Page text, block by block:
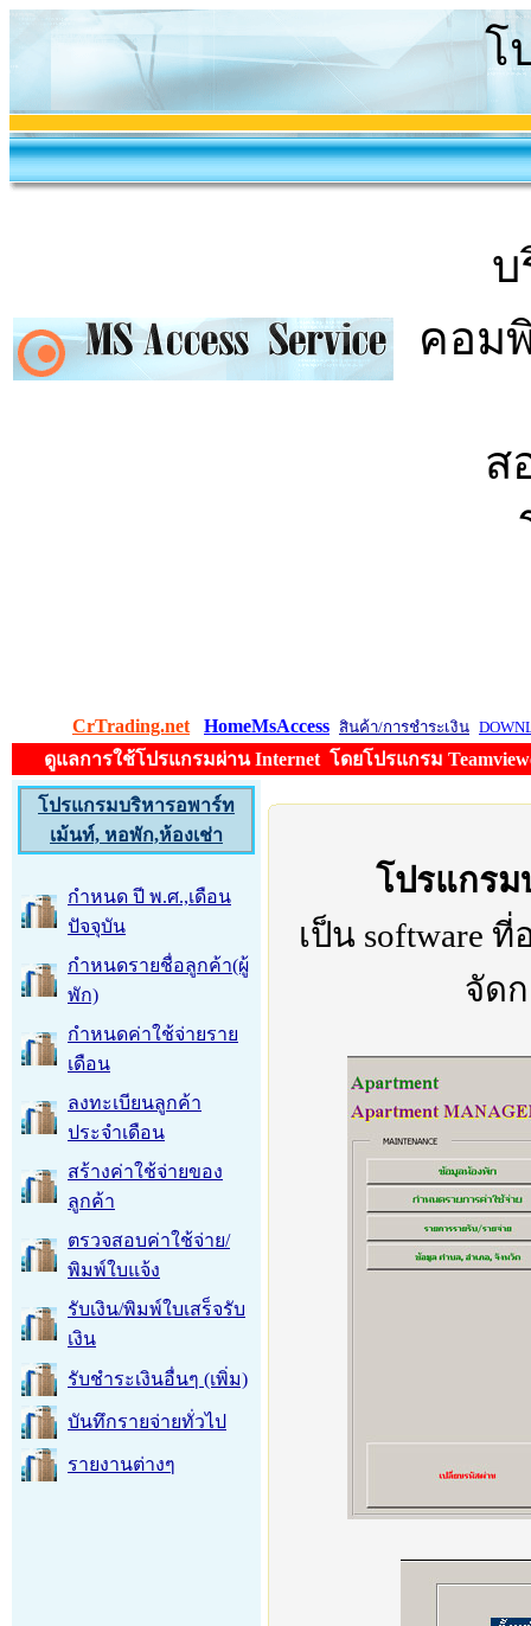
โ
บ
คอม
ส
CrTrading.net HomeMsAccess สินค้า/การชำระเงิน
ดูแลการใช้โปรแกรมผ่าน Internet โดยโปรแกรม
โปรแกรมบริหารอพาร์ท
เม้นท์, หอพัก,ห้องเช่า
กำหนด ปี พ.ศ.,เดือน
ปัจจุบัน
กำหนดรายชื่อลูกค้า(ผู้
พัก)
กำหนดค่าใช้จ่ายราย
เดือน
ลงทะเบียนลูกค้า
ประจำเดือน
สร้างค่าใช้จ่ายของ
ลูกค้า
ตรวจสอบค่าใช้จ่าย/
พิมพ์ใบแจ้ง
รับเงิน/พิมพ์ใบเสร็จรับ
เงิน
รับชำระเงินอื่นๆ (เพิ่ม)
บันทึกรายจ่ายทั่วไป
รายงานต่างๆ
โปรแกรม
เป็น software
จัด